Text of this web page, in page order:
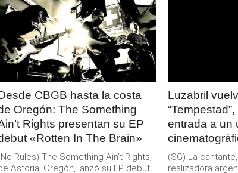
LEER
MAS
CBGB hasta la costa
Oregón: The Something
Rights presentan su EP
«Rotten In The Brain»
Rules) The Something Ain’t Rights,
Astoria, Oregón, lanzó su EP debut,
Luzabril
entrada a un
(SG) La
realizadora